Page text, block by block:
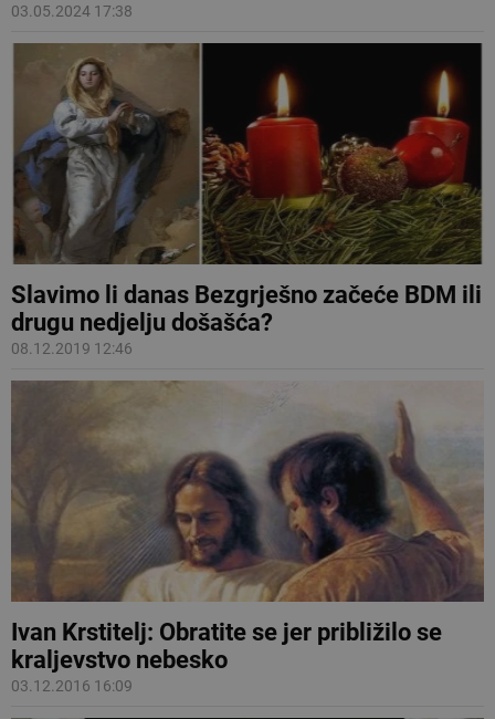
03.05.2024 17:38
Slavimo li danas Bezgrješno začeće BDM ili
drugu nedjelju došašća?
08.12.2019 12:46
Ivan Krstitelj: Obratite se jer približilo se
kraljevstvo nebesko
03.12.2016 16:09